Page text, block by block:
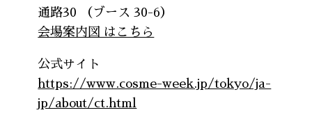
通路30 （ブース 30-6）
会場案内図 はこちら
公式サイト
https://www.cosme-week.jp/tokyo/ja-
jp/about/ct.html